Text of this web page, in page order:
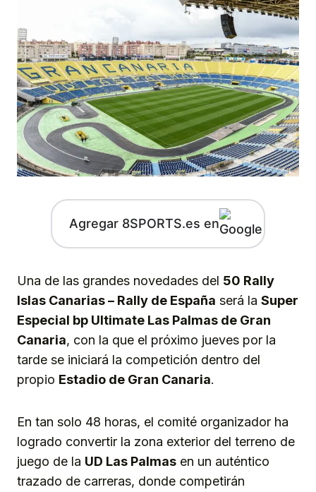
Agregar 8SPORTS.es en
Una de las grandes novedades del 50 Rally
Islas Canarias – Rally de España será la Super
Especial bp Ultimate Las Palmas de Gran
Canaria, con la que el próximo jueves por la
tarde se iniciará la competición dentro del
propio Estadio de Gran Canaria.
En tan solo 48 horas, el comité organizador ha
logrado convertir la zona exterior del terreno de
juego de la UD Las Palmas en un auténtico
trazado de carreras, donde competirán